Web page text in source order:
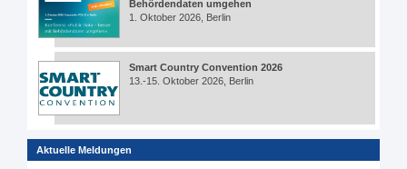
Behördendaten umgehen
1. Oktober 2026, Berlin
Smart Country Convention 2026
13.-15. Oktober 2026, Berlin
Aktuelle Meldungen